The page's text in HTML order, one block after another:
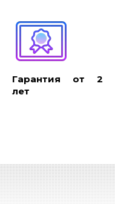
Гарантия от 2
лет